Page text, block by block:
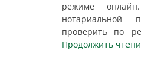
режиме
нотариальной
проверить по
Продолжить